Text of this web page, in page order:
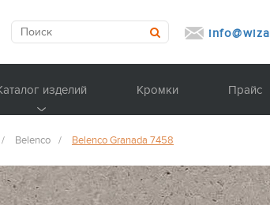
изделий Кромки Прайс
/ Belenco / Belenco Granada 7458